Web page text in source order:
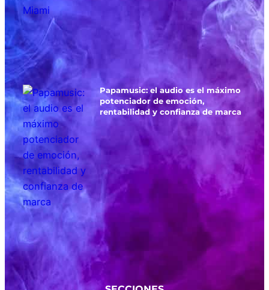
Papamusic: el audio es el máximo
potenciador de emoción,
rentabilidad y confianza de marca